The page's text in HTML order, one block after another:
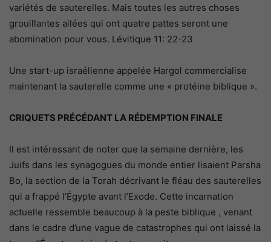
variétés de sauterelles. Mais toutes les autres choses
grouillantes ailées qui ont quatre pattes seront une
abomination pour vous. Lévitique 11: 22-23
Une start-up israélienne appelée Hargol commercialise
maintenant la sauterelle comme une « protéine biblique ».
CRIQUETS PRÉCÉDANT LA RÉDEMPTION FINALE
Il est intéressant de noter que la semaine dernière, les
Juifs dans les synagogues du monde entier lisaient Parsha
Bo, la section de la Torah décrivant le fléau des sauterelles
qui a frappé l’Égypte avant l’Exode. Cette incarnation
actuelle ressemble beaucoup à la peste biblique , venant
dans le cadre d’une vague de catastrophes qui ont laissé la